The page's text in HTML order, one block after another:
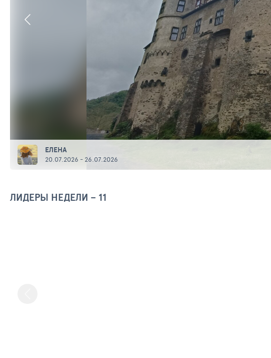
ЕЛЕНА
20.07.2026 - 26.07.2026
ЛИДЕРЫ НЕДЕЛИ – 11